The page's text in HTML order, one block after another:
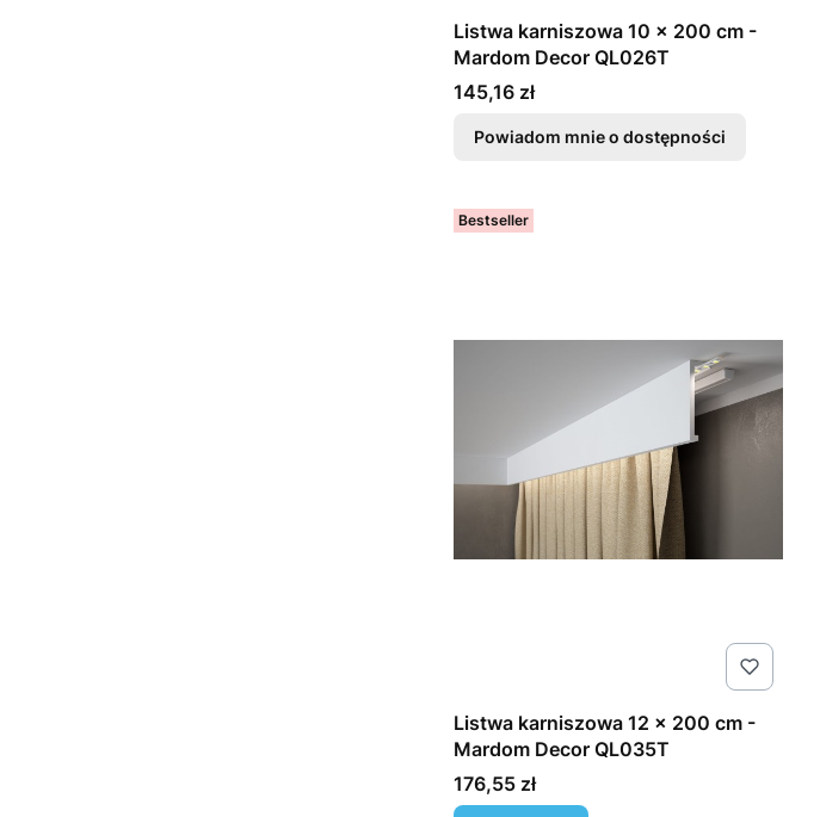
Listwa karniszowa 10 x 200 cm -
Mardom Decor QL026T
Cena
145,16 zł
Powiadom mnie o dostępności
Bestseller
Listwa karniszowa 12 x 200 cm -
Mardom Decor QL035T
Cena
176,55 zł